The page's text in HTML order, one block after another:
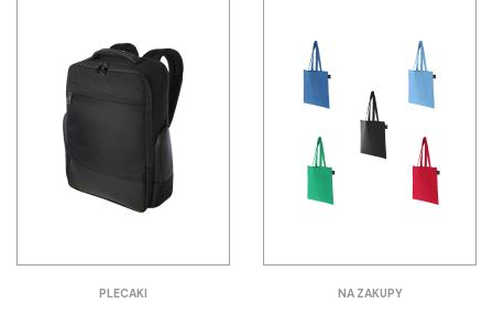
PLECAKI NA ZAKUPY